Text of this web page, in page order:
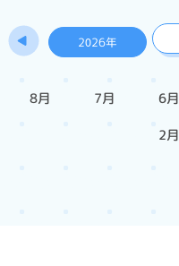
2026年
8月 7月 6月
2月